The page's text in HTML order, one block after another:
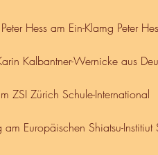
Hess am Ein-Klamg Peter
Kalbantner-Wernicke aus
ZSI Zürich Schule-International
am Europäischen Shiatsu-